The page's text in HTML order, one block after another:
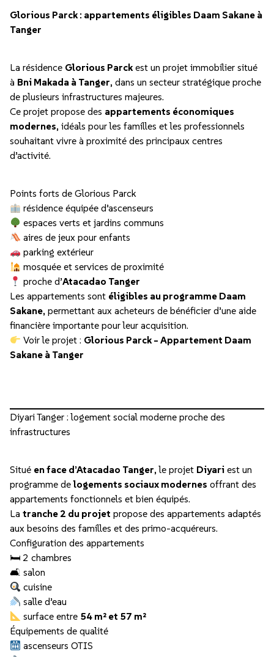
Glorious Parck : appartements éligibles Daam Sakane à
Tanger
La résidence Glorious Parckest un projet immobilier situé
à Bni Makada à Tanger, dans un secteur stratégique proche
de plusieurs infrastructures majeures.
Ce projet propose des appartements économiques
modernes, idéals pour les familles et les professionnels
souhaitant vivre à proximité des principaux centres
d’activité.
Points forts de Glorious Parck
résidence équipée d’ascenseurs
espaces verts et jardins communs
aires de jeux pour enfants
parking extérieur
mosquée et services de proximité
proche d’Atacadao Tanger
Les appartements sont éligibles au programme Daam
Sakane, permettant aux acheteurs de bénéficier d’une aide
financière importante pour leur acquisition.
Voir le projet : Glorious Parck – Appartement Daam
Sakane à Tanger
Diyari Tanger : logement social moderne proche des
infrastructures
Situé en face d’Atacadao Tanger, le projet Diyari est un
programme delogements sociaux modernes offrant des
appartements fonctionnels et bien équipés.
La tranche 2 du projet propose des appartements adaptés
aux besoins des familles et des primo-acquéreurs.
Configuration des appartements
🛏 2 chambres
🛋 salon
cuisine
salle d’eau
surface entre 54 m² et 57 m²
Équipements de qualité
ascenseurs OTIS